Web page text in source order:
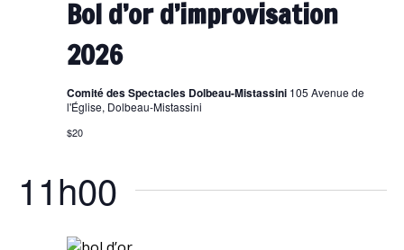
Bol d’or d’improvisation
2026
Comité des Spectacles Dolbeau-Mistassini 105 Avenue de
l'Église, Dolbeau-Mistassini
$20
11h00